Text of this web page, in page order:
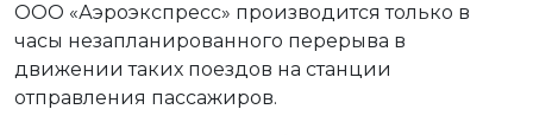
ООО «Аэроэкспресс» производится только в
часы незапланированного перерыва в
движении таких поездов на станции
отправления пассажиров.